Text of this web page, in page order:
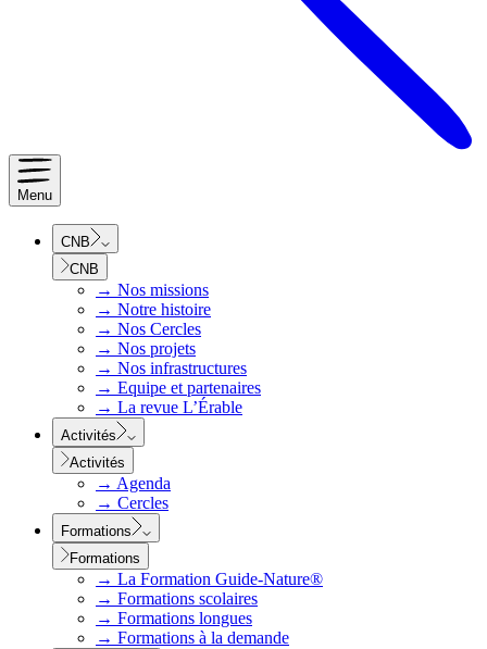
Menu
CNB
CNB
→ Nos missions
→ Notre histoire
→ Nos Cercles
→ Nos projets
→ Nos infrastructures
→ Equipe et partenaires
→ La revue L’Érable
Activités
Activités
→ Agenda
→ Cercles
Formations
Formations
→ La Formation Guide-Nature®
→ Formations scolaires
→ Formations longues
→ Formations à la demande